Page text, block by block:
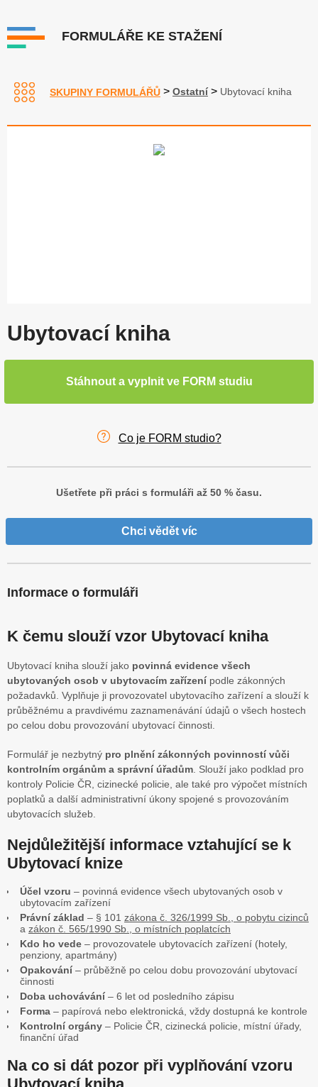
FORMULÁŘE KE STAŽENÍ
SKUPINY FORMULÁŘŮ > Ostatní > Ubytovací kniha
Ubytovací kniha
Stáhnout a vyplnit ve FORM studiu
Co je FORM studio?
Ušetřete při práci s formuláři až 50 % času.
Chci vědět víc
Informace o formuláři
K čemu slouží vzor Ubytovací kniha
Ubytovací kniha slouží jako povinná evidence všech
ubytovaných osob v ubytovacím zařízenípodle zákonných
požadavků. Vyplňuje ji provozovatel ubytovacího zařízení a slouží k
průběžnému a pravdivému zaznamenávání údajů o všech hostech
po celou dobu provozování ubytovací činnosti.
Formulář je nezbytný pro plnění zákonných povinností vůči
kontrolním orgánům a správní úřadům . Slouží jako podklad pro
kontroly Policie ČR, cizinecké policie, ale také pro výpočet místních
poplatků a další administrativní úkony spojené s provozováním
ubytovacích služeb.
Nejdůležitější informace vztahující se k
Ubytovací knize
Účel vzoru – povinná evidence všech ubytovaných osob v
ubytovacím zařízení
Právní základ – § 101 zákona č. 326/1999 Sb., o pobytu cizinců
a zákon č. 565/1990 Sb., o místních poplatcích
Kdo ho vede – provozovatele ubytovacích zařízení (hotely,
penziony, apartmány)
Opakování– průběžně po celou dobu provozování ubytovací
činnosti
Doba uchovávání– 6 let od posledního zápisu
Forma – papírová nebo elektronická, vždy dostupná ke kontrole
Kontrolní orgány – Policie ČR, cizinecká policie, místní úřady,
finanční úřad
Na co si dát pozor při vyplňování vzoru